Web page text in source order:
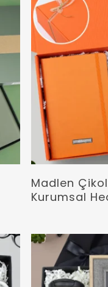
Madlen
Kurumsal